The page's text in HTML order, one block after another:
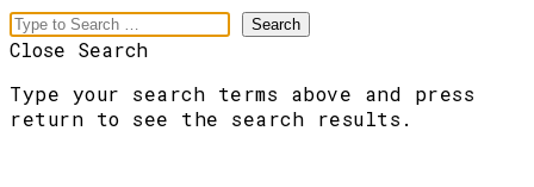
Close Search
Type your search terms above and press
return to see the search results.